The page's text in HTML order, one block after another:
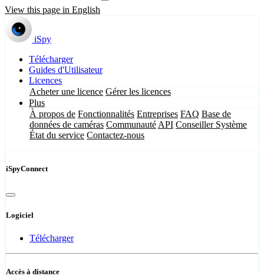
View this page in English
iSpy
Télécharger
Guides d'Utilisateur
Licences
Acheter une licence Gérer les licences
Plus
À propos de Fonctionnalités Entreprises FAQ Base de
données de caméras Communauté API Conseiller Système
État du service Contactez-nous
iSpyConnect
Logiciel
Télécharger
Accès à distance